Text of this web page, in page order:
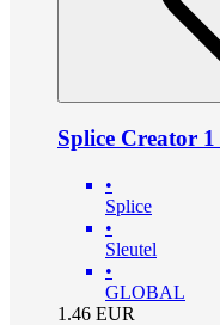
Splice Creator
•
Splice
•
Sleutel
•
GLOBAL
1.46 EUR